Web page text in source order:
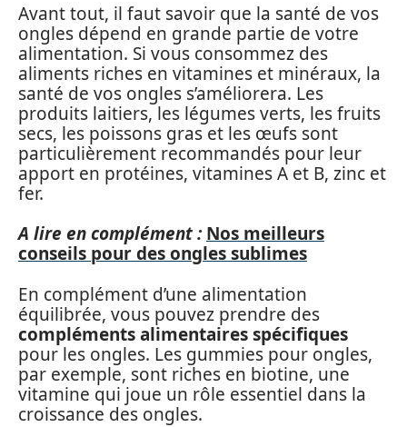
Avant tout, il faut savoir que la santé de vos
ongles dépend en grande partie de votre
alimentation. Si vous consommez des
aliments riches en vitamines et minéraux, la
santé de vos ongles s’améliorera. Les
produits laitiers, les légumes verts, les fruits
secs, les poissons gras et les œufs sont
particulièrement recommandés pour leur
apport en protéines, vitamines A et B, zinc et
fer.
A lire en complément : Nos meilleurs
conseils pour des ongles sublimes
En complément d’une alimentation
équilibrée, vous pouvez prendre des
compléments alimentaires spécifiques
pour les ongles. Les gummies pour ongles,
par exemple, sont riches en biotine, une
vitamine qui joue un rôle essentiel dans la
croissance des ongles.